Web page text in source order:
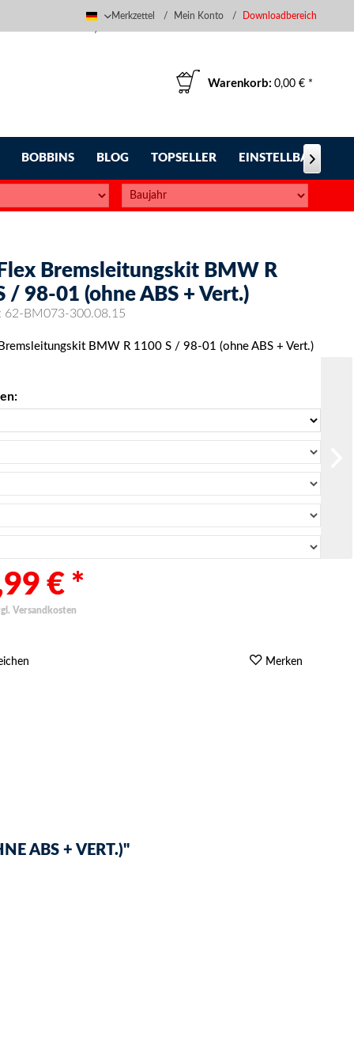
Deutsch
Merkzettel Mein Konto Downloadbereich
Warenkorb: 0,00 € *
BOBBINS BLOG TOPSELLER EINSTELLBARE

Bremsleitungskit BMW R
/ 98-01 (ohne ABS + Vert.)
62-BM073-300.08.15
BMW R 1100 S / 98-01 (ohne ABS + Vert.)
€ *
Versandkosten
Merken
ABS + VERT.)"